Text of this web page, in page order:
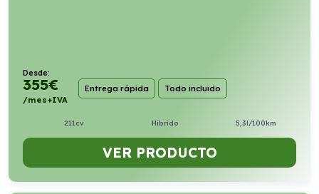
Desde:
355€
/mes+IVA
Entrega rápida Todo incluido
211cv Híbrido 5,3l/100km
VER PRODUCTO